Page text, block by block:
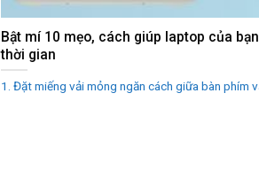
Bật mí 10 mẹo, cách giúp laptop của
thời gian
1. Đặt miếng vải mỏng ngăn cách giữa bàn phím